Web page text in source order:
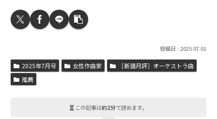
2025.07.01
2025年7月号 女性作曲家
［新譜月評］オーケストラ曲
推薦
この記事は約2分で読めます。